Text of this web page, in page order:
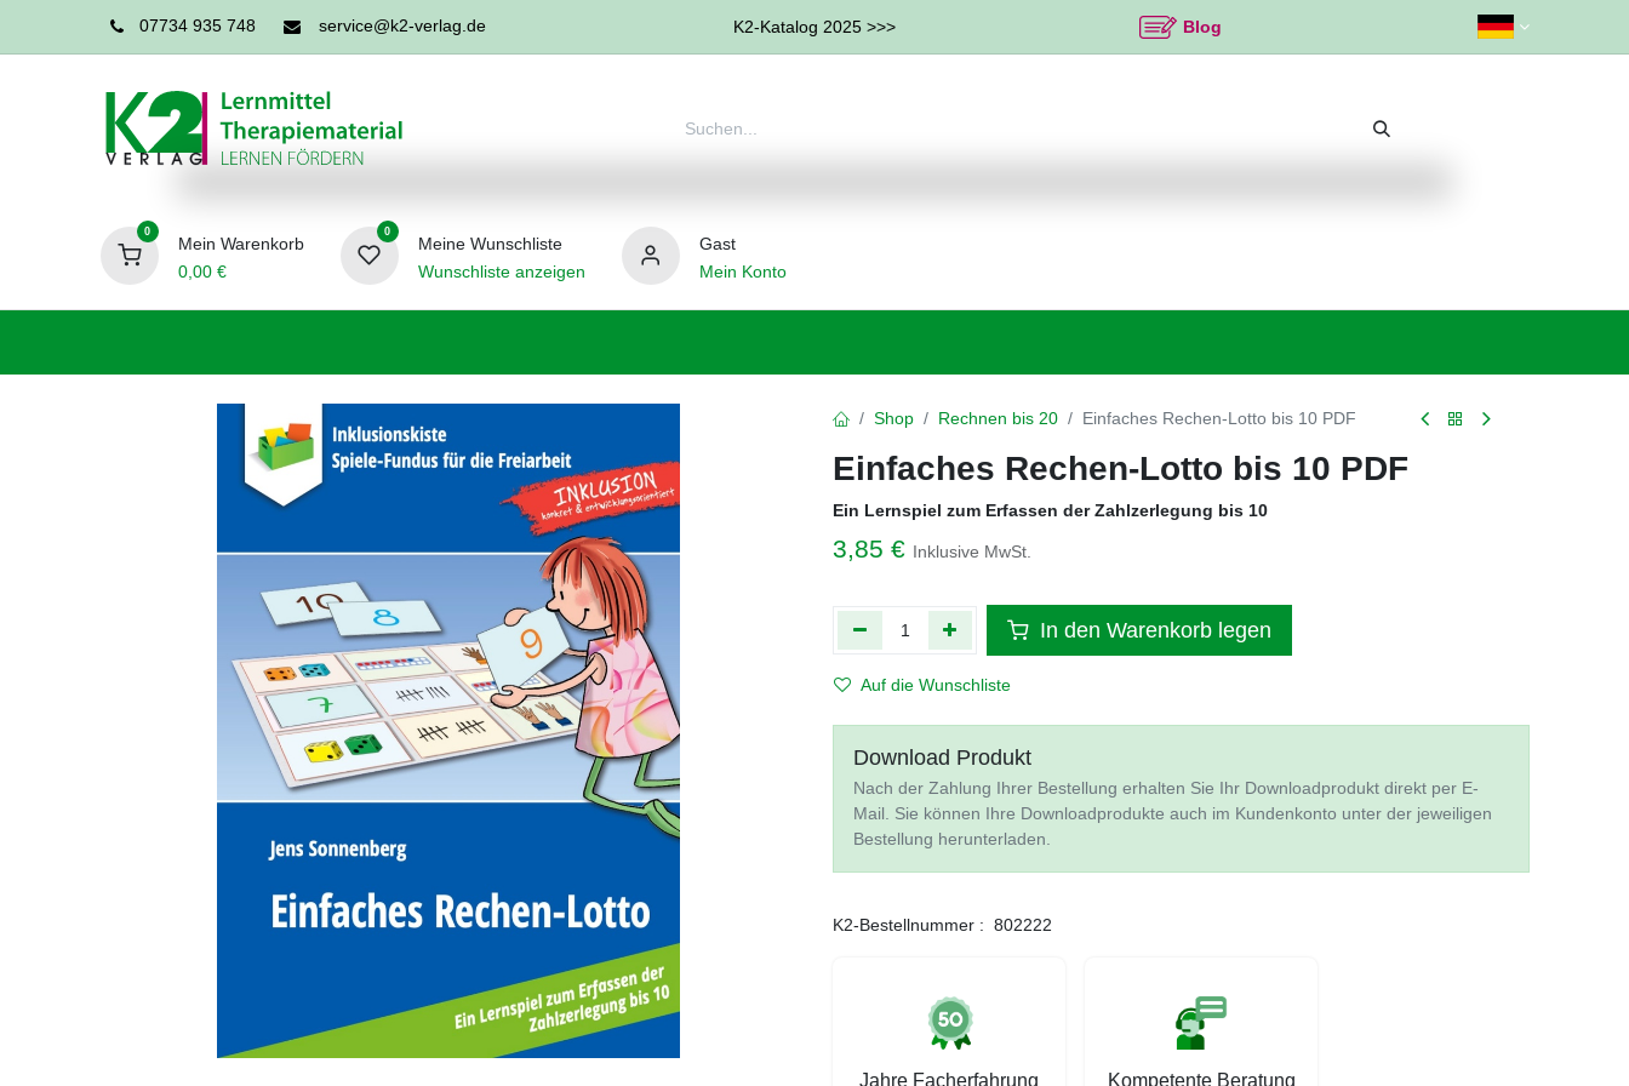
07734 935 748 service@k2-verlag.de K2-Katalog 2025 >>> Blog
0
Mein Warenkorb
0,00€
0
Meine Wunschliste
Wunschliste anzeigen
Gast
Mein Konto
Shop Rechnen bis 20 Einfaches Rechen-Lotto bis 10 PDF
Einfaches Rechen-Lotto bis 10 PDF
Ein Lernspiel zum Erfassen der Zahlzerlegung bis 10
3,85 € Inklusive MwSt.
In den Warenkorb legen
Auf die Wunschliste
Download Produkt
Nach der Zahlung Ihrer Bestellung erhalten Sie Ihr Downloadprodukt direkt per E-
Mail. Sie können Ihre Downloadprodukte auch im Kundenkonto unter der jeweiligen
Bestellung herunterladen.
K2-Bestellnummer : 802222
Jahre Facherfahrung Kompetente Beratung